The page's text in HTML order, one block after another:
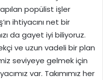
popülist işler
ihtiyacını net bir
da gayet iyi biliyoruz.
ve uzun vadeli bir plan
seviyeye gelmek için
var. Takımımız her